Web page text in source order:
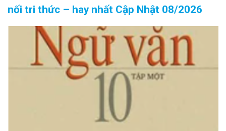
nối tri thức – hay nhất Cập Nhật 08/2026